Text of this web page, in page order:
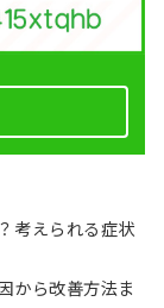
考えられる症状
から改善方法ま